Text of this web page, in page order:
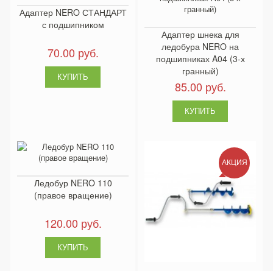
Адаптер NERO СТАНДАРТ
с подшипником
70.00 руб.
Адаптер шнека для
ледобура NERO на
подшипниках A04 (3-х
гранный)
85.00 руб.
Ледобур NERO 110
(правое вращение)
120.00 руб.
АКЦИЯ